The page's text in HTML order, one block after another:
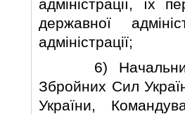
адмiнiстрацiї, їх
державної
адмiнiстрацiї;
6) Начальника
Збройних Сил
України,